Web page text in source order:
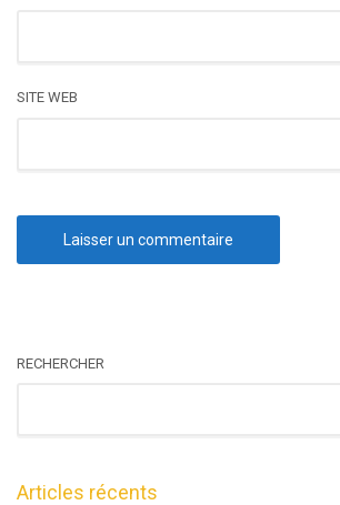
SITE WEB
RECHERCHER
Articles récents